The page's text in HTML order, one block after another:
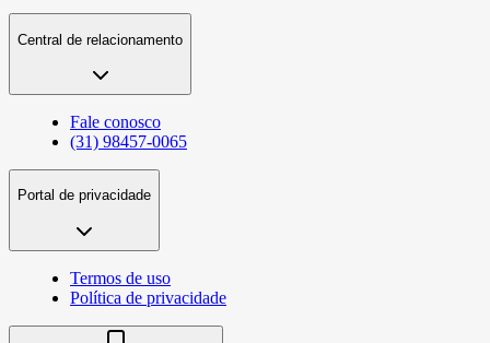
Central de relacionamento
Fale conosco
(31) 98457-0065
Portal de privacidade
Termos de uso
Política de privacidade